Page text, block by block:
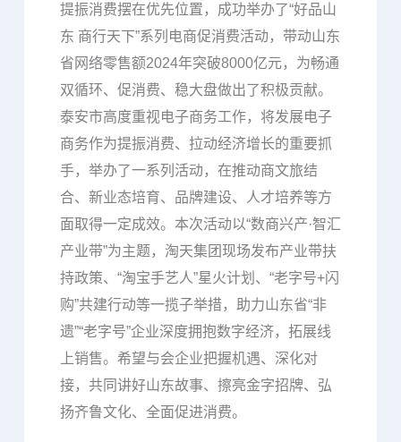
提振消费摆在优先位置，成功举办了“好品山
东 商行天下”系列电商促消费活动，带动山东
省网络零售额2024年突破8000亿元，为畅通
双循环、促消费、稳大盘做出了积极贡献。
泰安市高度重视电子商务工作，将发展电子
商务作为提振消费、拉动经济增长的重要抓
手，举办了一系列活动，在推动商文旅结
合、新业态培育、品牌建设、人才培养等方
面取得一定成效。本次活动以“数商兴产·智汇
产业带”为主题，淘天集团现场发布产业带扶
持政策、“淘宝手艺人”星火计划、“老字号+闪
购”共建行动等一揽子举措，助力山东省“非
遗”“老字号”企业深度拥抱数字经济，拓展线
上销售。希望与会企业把握机遇、深化对
接，共同讲好山东故事、擦亮金字招牌、弘
扬齐鲁文化、全面促进消费。